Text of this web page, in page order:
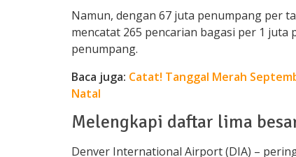
Namun, dengan 67 juta penumpang per
mencatat 265 pencarian bagasi per 1
penumpang.
Baca juga: Catat! Tanggal Merah
Natal
Melengkapi daftar lima
Denver International Airport (DIA) –